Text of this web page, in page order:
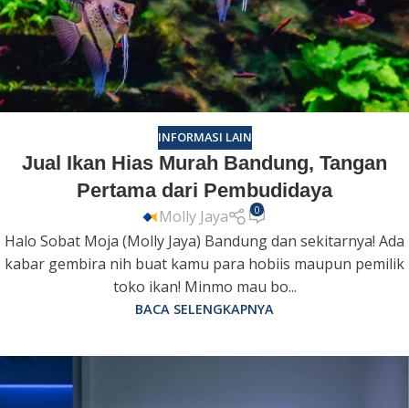
INFORMASI LAIN
Jual Ikan Hias Murah Bandung, Tangan
Pertama dari Pembudidaya
Molly Jaya 0
Halo Sobat Moja (Molly Jaya) Bandung dan sekitarnya! Ada
kabar gembira nih buat kamu para hobiis maupun pemilik
toko ikan! Minmo mau bo...
BACA SELENGKAPNYA